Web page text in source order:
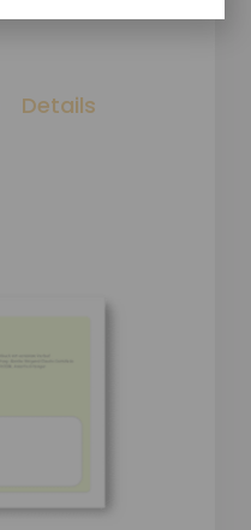
Details